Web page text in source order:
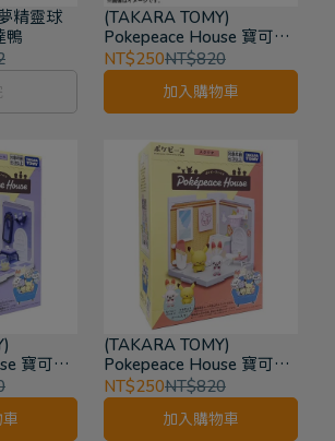
精靈球
鴨
(TAKARA TOMY)
Pokepeace House 寶可夢
小屋 點心屋 皮卡丘 場景盒
玩 組合屋
NT$250NT$820
加入購物車
寶可夢
小仙奶
(TAKARA TOMY)
Pokepeace House 寶可夢
小屋 遊樂場 炎兔兒＆皮卡
丘 場景盒玩 組合屋
NT$250NT$820
加入購物車